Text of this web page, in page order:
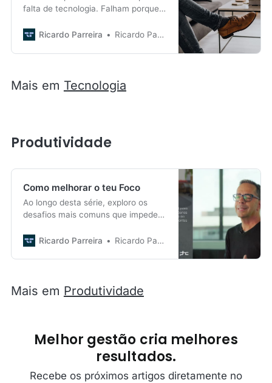
falta de tecnologia. Falham porque,
sempre qualquer coisa pelo
Ricardo Parreira Ricardo Parreira
Mais em Tecnologia
Produtividade
Como melhorar o teu Foco
Ao longo desta série, exploro os
desafios mais comuns que impedem
partilho dicas práticas que podem
curso? No vídeo de abertura, dou
uma visão geral do que será
Ricardo Parreira Ricardo Parreira
Mais em Produtividade
Melhor gestão cria melhores
resultados.
Recebe os próximos artigos diretamente no